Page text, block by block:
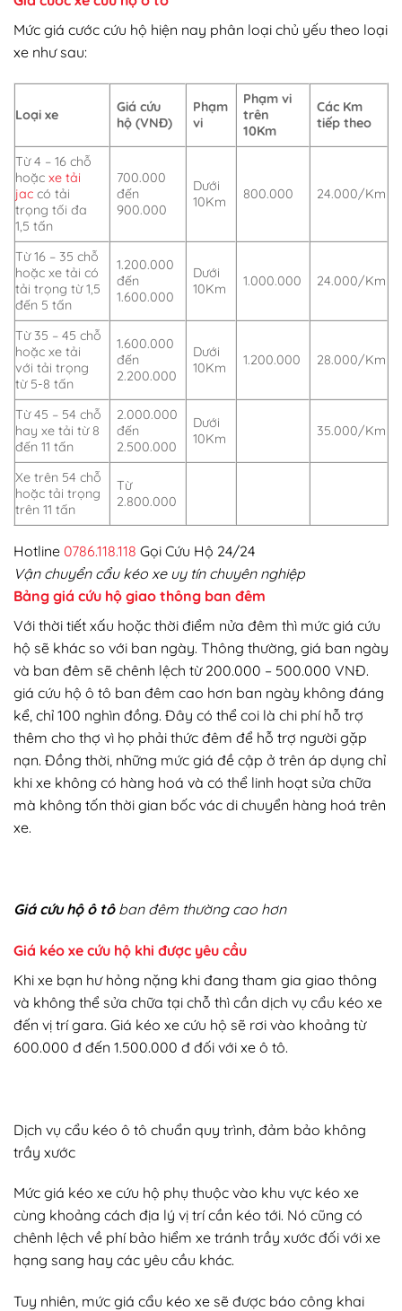
Mức giá cước cứu hộ hiện nay phân loại chủ yếu theo loại
xe như sau:
Loại xe
Giá cứu
hộ (VNĐ)
Phạm
vi
Phạm vi
trên
10Km
Các Km
tiếp theo
Từ 4 – 16 chỗ
hoặc xe tải
jac có tải
trọng tối đa
1,5 tấn
700.000
đến
900.000
Dưới
10Km
800.000 24.000/Km
Từ 16 – 35 chỗ
hoặc xe tải có
tải trọng từ 1,5
đến 5 tấn
1.200.000
đến
1.600.000
Dưới
10Km
1.000.000 24.000/Km
Từ 35 – 45 chỗ
hoặc xe tải
với tải trọng
từ 5-8 tấn
1.600.000
đến
2.200.000
Dưới
10Km
1.200.000 28.000/Km
Từ 45 – 54 chỗ
hay xe tải từ 8
đến 11 tấn
2.000.000
đến
2.500.000
Dưới
10Km
35.000/Km
Xe trên 54 chỗ
hoặc tải trọng
trên 11 tấn
Từ
2.800.000
Hotline 0786.118.118 Gọi Cứu Hộ 24/24
Vận chuyển cẩu kéo xe uy tín chuyên nghiệp
Bảng giá cứu hộ giao thông ban đêm
Với thời tiết xấu hoặc thời điểm nửa đêm thì mức giá cứu
hộ sẽ khác so với ban ngày. Thông thường, giá ban ngày
và ban đêm sẽ chênh lệch từ 200.000 – 500.000 VNĐ.
giá cứu hộ ô tô ban đêm cao hơn ban ngày không đáng
kể, chỉ 100 nghìn đồng. Đây có thể coi là chi phí hỗ trợ
thêm cho thợ vì họ phải thức đêm để hỗ trợ người gặp
nạn. Đồng thời, những mức giá đề cập ở trên áp dụng chỉ
khi xe không có hàng hoá và có thể linh hoạt sửa chữa
mà không tốn thời gian bốc vác di chuyển hàng hoá trên
xe.
Giá cứu hộ ô tôban đêm thường cao hơn
Giá kéo xe cứu hộ khi được yêu cầu
Khi xe bạn hư hỏng nặng khi đang tham gia giao thông
và không thể sửa chữa tại chỗ thì cần dịch vụ cẩu kéo xe
đến vị trí gara. Giá kéo xe cứu hộ sẽ rơi vào khoảng từ
600.000 đ đến 1.500.000 đ đối với xe ô tô.
Dịch vụ cẩu kéo ô tô chuẩn quy trình, đảm bảo không
trầy xước
Mức giá kéo xe cứu hộ phụ thuộc vào khu vực kéo xe
cùng khoảng cách địa lý vị trí cần kéo tới. Nó cũng có
chênh lệch về phí bảo hiểm xe tránh trầy xước đối với xe
hạng sang hay các yêu cầu khác.
Tuy nhiên, mức giá cẩu kéo xe sẽ được báo công khai